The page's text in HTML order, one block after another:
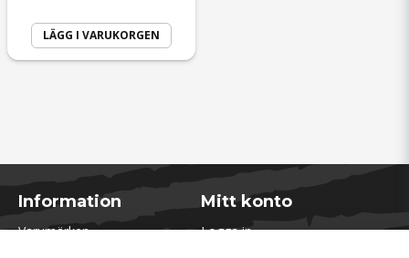
LÄGG I VARUKORGEN
Information
Varumärken
Mitt konto
Logga in